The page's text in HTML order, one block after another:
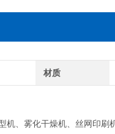
材质
、雾化干燥机、丝网印